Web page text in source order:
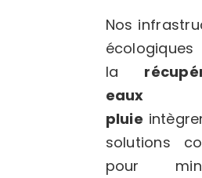
Nos
la
eaux
pluie
solutions
pour